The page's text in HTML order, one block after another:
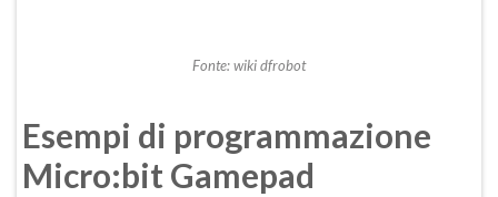
Fonte: wiki dfrobot
Esempi di programmazione
Micro:bit Gamepad